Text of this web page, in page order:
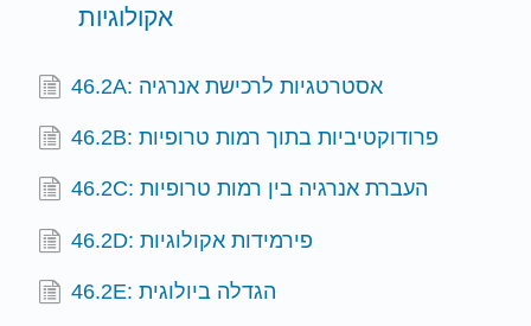
אקולוגיות
46.2A: אסטרטגיות לרכישת אנרגיה
46.2B: פרודוקטיביות בתוך רמות טרופיות
46.2C: העברת אנרגיה בין רמות טרופיות
46.2D: פירמידות אקולוגיות
46.2E: הגדלה ביולוגית